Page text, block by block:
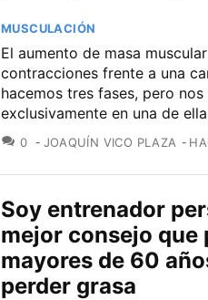
MUSCULACIÓN
El aumento de masa
contracciones frente a una
hacemos tres fases, pero
exclusivamente en una de
0 COMENTARIOS
JOAQUÍN VICO PLAZA
Soy entrenador
mejor consejo que
mayores de 60
perder grasa